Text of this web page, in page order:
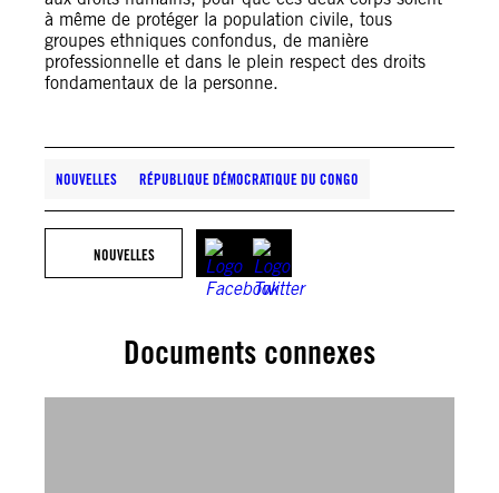
à même de protéger la population civile, tous
groupes ethniques confondus, de manière
professionnelle et dans le plein respect des droits
fondamentaux de la personne.
NOUVELLES RÉPUBLIQUE DÉMOCRATIQUE DU CONGO
NOUVELLES
Documents connexes